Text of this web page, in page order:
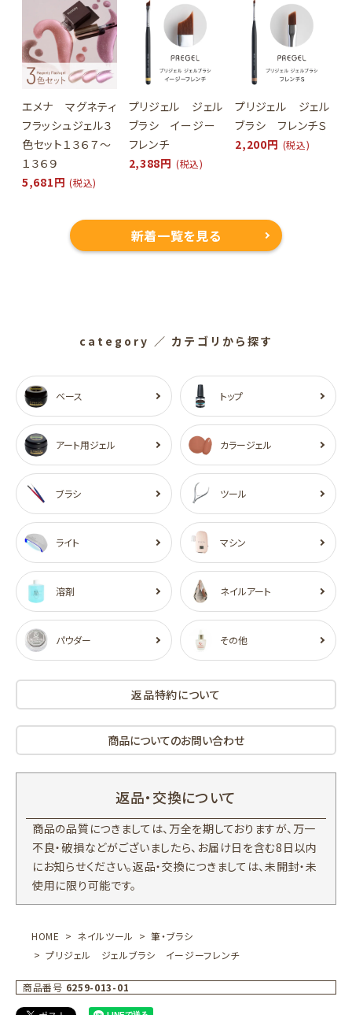
エメナ マグネティ
フラッシュジェル３
色セット１３６７～
１３６９
5,681円 (税込)
プリジェル ジェル
ブラシ イージー
フレンチ
2,388円 (税込)
プリジェル ジェル
ブラシ フレンチＳ
2,200円 (税込)
新着一覧を見る
category ／ カテゴリから探す
ベース トップ
アート用ジェル カラージェル
ブラシ ツール
ライト マシン
溶剤 ネイルアート
パウダー その他
返品特約について
商品についてのお問い合わせ
返品・交換について
商品の品質につきましては、万全を期しておりますが、万一
不良・破損などがございましたら、お届け日を含む8日以内
にお知らせください。返品・交換につきましては、未開封・未
使用に限り可能です。
HOME ネイルツール
筆・ブラシ
プリジェル ジェルブラシ イージーフレンチ
商品番号 6259-013-01